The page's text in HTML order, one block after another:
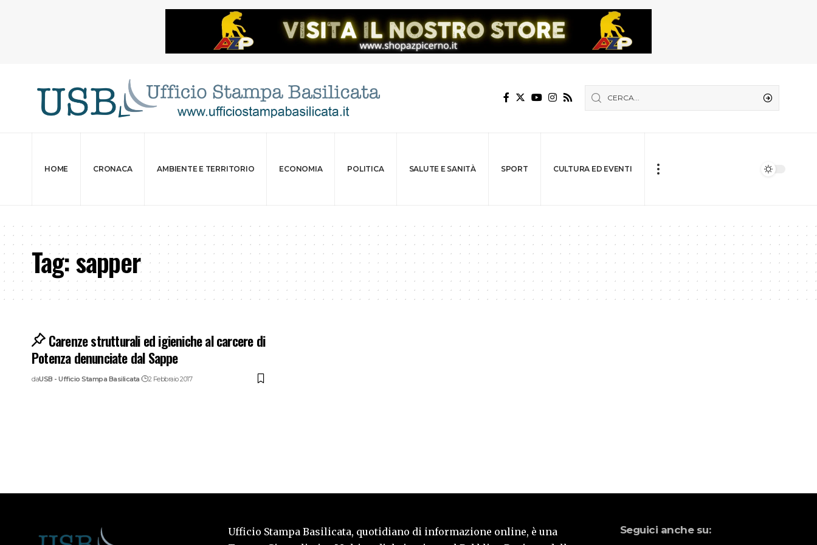
HOME CRONACA AMBIENTE E TERRITORIO ECONOMIA POLITICA SALUTE E SANITÀ SPORT CULTURA ED EVENTI
Tag:sapper
Carenze strutturali ed igieniche al carcere di
Potenza denunciate dal Sappe
daUSB - Ufficio Stampa Basilicata 2 Febbraio 2017
Ufficio Stampa Basilicata, quotidiano di informazione online, è una
Seguici anche su: